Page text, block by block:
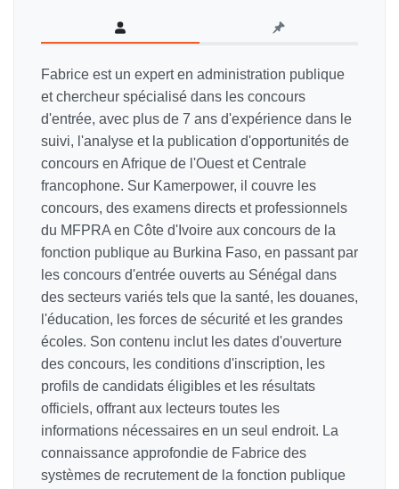
Fabrice est un expert en administration publique
et chercheur spécialisé dans les concours
d'entrée, avec plus de 7 ans d'expérience dans le
suivi, l'analyse et la publication d'opportunités de
concours en Afrique de l'Ouest et Centrale
francophone. Sur Kamerpower, il couvre les
concours, des examens directs et professionnels
du MFPRA en Côte d'Ivoire aux concours de la
fonction publique au Burkina Faso, en passant par
les concours d'entrée ouverts au Sénégal dans
des secteurs variés tels que la santé, les douanes,
l'éducation, les forces de sécurité et les grandes
écoles. Son contenu inclut les dates d'ouverture
des concours, les conditions d'inscription, les
profils de candidats éligibles et les résultats
officiels, offrant aux lecteurs toutes les
informations nécessaires en un seul endroit. La
connaissance approfondie de Fabrice des
systèmes de recrutement de la fonction publique